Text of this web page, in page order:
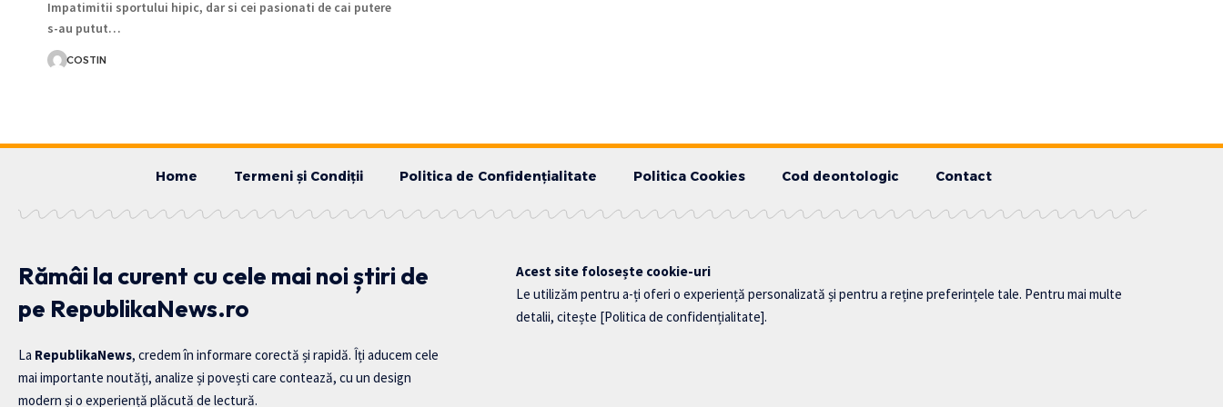
Impatimitii sportului hipic, dar si cei pasionati de cai putere
s-au putut…
COSTIN
Home Termeni și Condiții Politica de Confidențialitate Politica Cookies Cod deontologic Contact
Rămâi la curent cu cele mai noi știri de
pe RepublikaNews.ro
La RepublikaNews, credem în informare corectă și rapidă. Îți aducem cele
mai importante noutăți, analize și povești care contează, cu un design
modern și o experiență plăcută de lectură.
Acest site folosește cookie-uri
Le utilizăm pentru a-ți oferi o experiență personalizată și pentru a reține preferințele tale. Pentru mai multe
detalii, citește [Politica de confidențialitate].